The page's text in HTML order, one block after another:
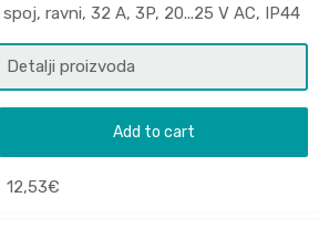
ravni, 32 A, 3P, 20...25 V AC, IP44
Detalji proizvoda
Add to cart
12,53€